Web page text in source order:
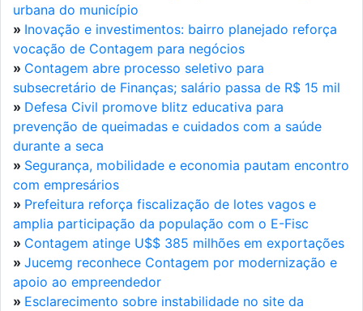
urbana do município
» Inovação e investimentos: bairro planejado reforça
vocação de Contagem para negócios
» Contagem abre processo seletivo para
subsecretário de Finanças; salário passa de R$ 15 mil
» Defesa Civil promove blitz educativa para
prevenção de queimadas e cuidados com a saúde
durante a seca
» Segurança, mobilidade e economia pautam encontro
com empresários
» Prefeitura reforça fiscalização de lotes vagos e
amplia participação da população com o E-Fisc
» Contagem atinge U$$ 385 milhões em exportações
» Jucemg reconhece Contagem por modernização e
apoio ao empreendedor
» Esclarecimento sobre instabilidade no site da